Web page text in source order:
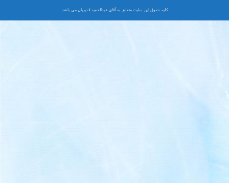
کلیه حقوق این سایت متعلق به آقای عبدالحمید قدیریان می باشد.